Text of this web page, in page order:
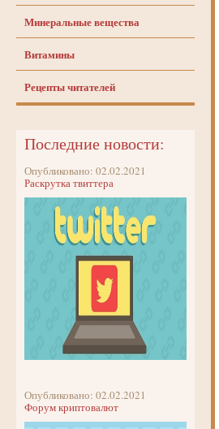
Минеральные вещества
Витамины
Рецепты читателей
Последние новости:
Опубликовано: 02.02.2021
Раскрутка твиттера
Опубликовано: 02.02.2021
Форум криптовалют